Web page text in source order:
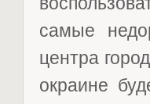
самые
центра
окраине